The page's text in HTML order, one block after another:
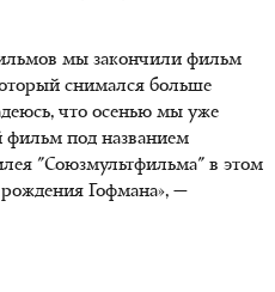
мы закончили фильм
снимался больше
что осенью мы уже
под названием
"Союзмультфильма" в этом
Гофмана», —